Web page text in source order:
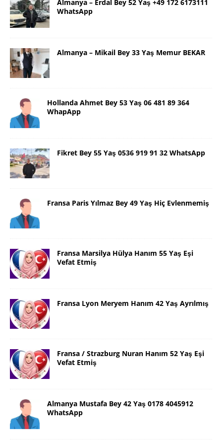
Almanya – Erdal Bey 52 Yaş +49 172 6173111
WhatsApp
Almanya – Mikail Bey 33 Yaş Memur BEKAR
Hollanda Ahmet Bey 53 Yaş 06 481 89 364
WhapApp
Fikret Bey 55 Yaş 0536 919 91 32 WhatsApp
Fransa Paris Yılmaz Bey 49 Yaş Hiç Evlenmemiş
Fransa Marsilya Hülya Hanım 55 Yaş Eşi
Vefat Etmiş
Fransa Lyon Meryem Hanım 42 Yaş Ayrılmış
Fransa / Strazburg Nuran Hanım 52 Yaş Eşi
Vefat Etmiş
Almanya Mustafa Bey 42 Yaş 0178 4045912
WhatsApp